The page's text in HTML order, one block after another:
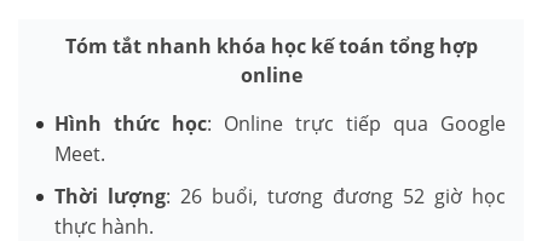
Tóm tắt nhanh khóa học kế toán tổng hợp
online
Hình thức học: Online trực tiếp qua Google
Meet.
Thời lượng: 26 buổi, tương đương 52 giờ học
thực hành.